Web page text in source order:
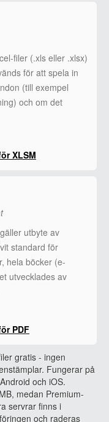
filer (.xls eller .xlsx)
för att spela in
(till exempel
och om det
XLSM
utbyte av
standard för
hela böcker (e-
utvecklades av
PDF
gratis - ingen
Fungerar på
och iOS.
medan Premium-
servrar finns i
och raderas